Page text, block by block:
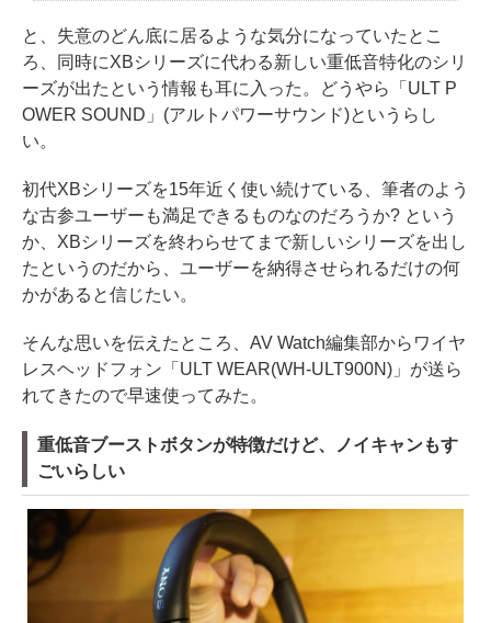
と、失意のどん底に居るような気分になっていたとこ
ろ、同時にXBシリーズに代わる新しい重低音特化のシリ
ーズが出たという情報も耳に入った。どうやら「ULT P
OWER SOUND」(アルトパワーサウンド)というらし
い。
初代XBシリーズを15年近く使い続けている、筆者のよう
な古参ユーザーも満足できるものなのだろうか? という
か、XBシリーズを終わらせてまで新しいシリーズを出し
たというのだから、ユーザーを納得させられるだけの何
かがあると信じたい。
そんな思いを伝えたところ、AV Watch編集部からワイヤ
レスヘッドフォン「ULT WEAR(WH-ULT900N)」が送ら
れてきたので早速使ってみた。
重低音ブーストボタンが特徴だけど、ノイキャンもす
ごいらしい